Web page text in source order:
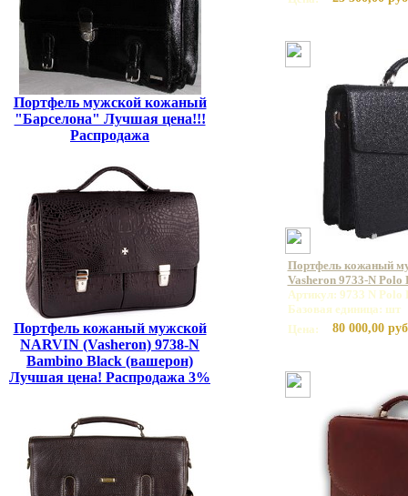
Портфель мужской кожаный
"Барселона" Лучшая цена!!!
Распродажа
Портфель кожаный мужской
NARVIN (Vasheron) 9738-N
Bambino Black (вашерон)
Лучшая цена! Распродажа 3%
Портфель кожаный
Vasheron 9733-N
Артикул: 9733 N Polo
Базовая единица: шт
Цена:
80 000,00